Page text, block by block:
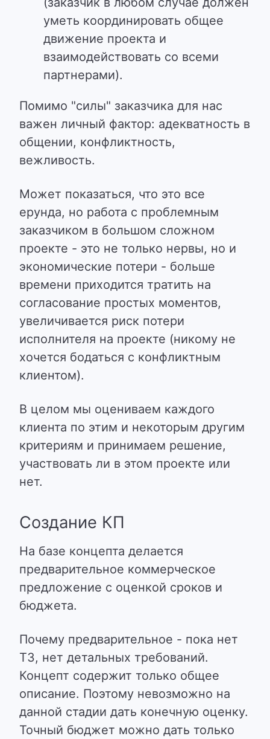
уметь координировать общее
движение проекта и
взаимодействовать со всеми
партнерами).
Помимо "силы" заказчика для нас
важен личный фактор: адекватность в
общении, конфликтность,
вежливость.
Может показаться, что это все
ерунда, но работа с проблемным
заказчиком в большом сложном
проекте - это не только нервы, но и
экономические потери - больше
времени приходится тратить на
согласование простых моментов,
увеличивается риск потери
исполнителя на проекте (никому не
хочется бодаться с конфликтным
клиентом).
В целом мы оцениваем каждого
клиента по этим и некоторым другим
критериям и принимаем решение,
участвовать ли в этом проекте или
нет.
Создание КП
На базе концепта делается
предварительное коммерческое
предложение с оценкой сроков и
бюджета.
Почему предварительное - пока нет
ТЗ, нет детальных требований.
Концепт содержит только общее
описание. Поэтому невозможно на
данной стадии дать конечную оценку.
Точный бюджет можно дать только